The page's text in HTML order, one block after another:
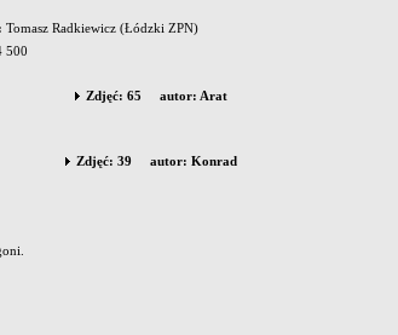
Tomasz Radkiewicz (Łódzki ZPN)
500
Zdjęć: 65 autor: Arat
Zdjęć: 39 autor: Konrad